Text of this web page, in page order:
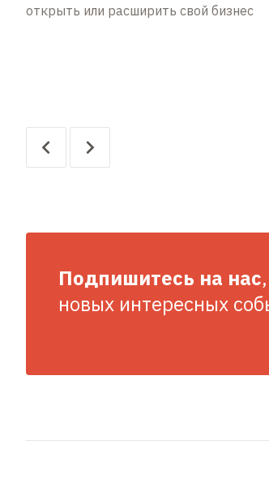
открыть или расширить свой бизнес
Подпишитесь на нас
новых интересных